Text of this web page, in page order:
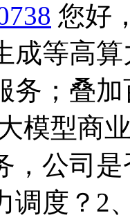
您好
成等高
务；叠
大模型商
，公司
调度？2